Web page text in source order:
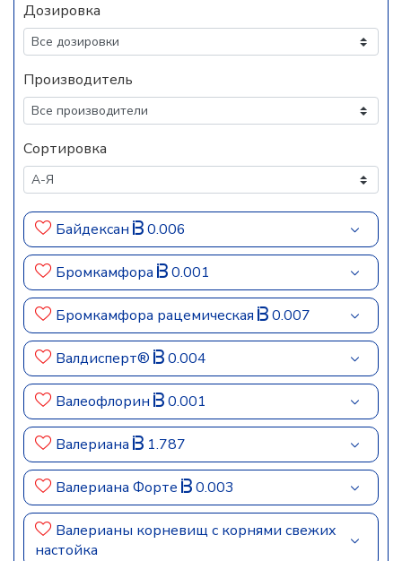
Дозировка
Производитель
Сортировка
Байдексан 0.006
Бромкамфора 0.001
Бромкамфора рацемическая 0.007
Валдисперт® 0.004
Валеофлорин 0.001
Валериана 1.787
Валериана Форте 0.003
Валерианы корневищ с корнями свежих
настойка